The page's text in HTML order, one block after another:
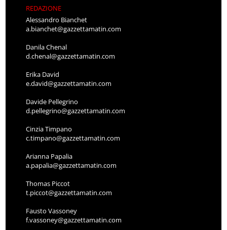
REDAZIONE
Alessandro Bianchet
a.bianchet@gazzettamatin.com
Danila Chenal
d.chenal@gazzettamatin.com
Erika David
e.david@gazzettamatin.com
Davide Pellegrino
d.pellegrino@gazzettamatin.com
Cinzia Timpano
c.timpano@gazzettamatin.com
Arianna Papalia
a.papalia@gazzettamatin.com
Thomas Piccot
t.piccot@gazzettamatin.com
Fausto Vassoney
f.vassoney@gazzettamatin.com